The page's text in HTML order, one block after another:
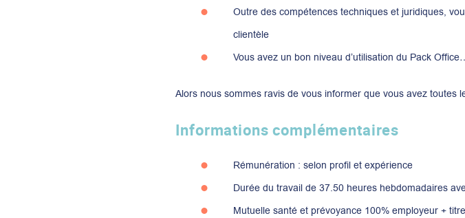
Outre des compétences techniques et juridiques,
clientèle
Vous avez un bon niveau d’utilisation du Pack
Alors nous sommes ravis de vous informer que vous avez toutes
Informations complémentaires
Rémunération : selon profil et expérience
Durée du travail de 37.50 heures hebdomadaires
Mutuelle santé et prévoyance 100% employeur +